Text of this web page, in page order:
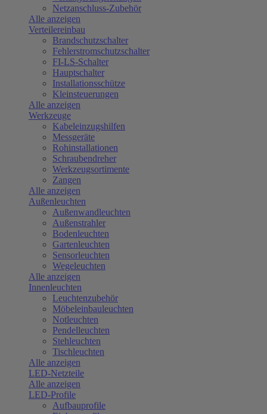
Netzanschluss-Zubehör
Alle anzeigen
Verteilereinbau
Brandschutzschalter
Fehlerstromschutzschalter
FI-LS-Schalter
Hauptschalter
Installationsschütze
Kleinsteuerungen
Alle anzeigen
Werkzeuge
Kabeleinzugshilfen
Messgeräte
Rohinstallationen
Schraubendreher
Werkzeugsortimente
Zangen
Alle anzeigen
Außenleuchten
Außenwandleuchten
Außenstrahler
Bodenleuchten
Gartenleuchten
Sensorleuchten
Wegeleuchten
Alle anzeigen
Innenleuchten
Leuchtenzubehör
Möbeleinbauleuchten
Notleuchten
Pendelleuchten
Stehleuchten
Tischleuchten
Alle anzeigen
LED-Netzteile
Alle anzeigen
LED-Profile
Aufbauprofile